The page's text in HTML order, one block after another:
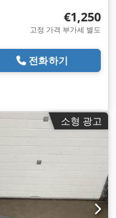
€1,250
고정 가격 부가세 별도
전화하기
소형 광고